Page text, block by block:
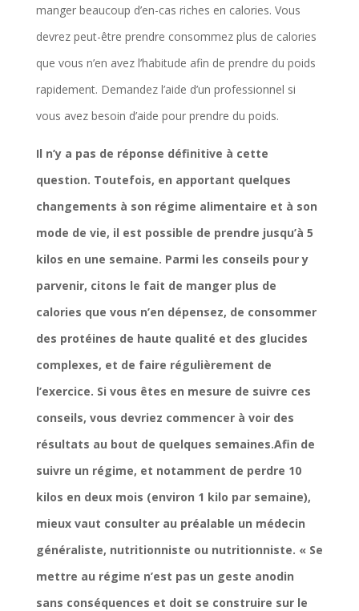
manger beaucoup d’en-cas riches en calories. Vous
devrez peut-être prendre consommez plus de calories
que vous n’en avez l’habitude afin de prendre du poids
rapidement. Demandez l’aide d’un professionnel si
vous avez besoin d’aide pour prendre du poids.
Il n’y a pas de réponse définitive à cette
question. Toutefois, en apportant quelques
changements à son régime alimentaire et à son
mode de vie, il est possible de prendre jusqu’à 5
kilos en une semaine. Parmi les conseils pour y
parvenir, citons le fait de manger plus de
calories que vous n’en dépensez, de consommer
des protéines de haute qualité et des glucides
complexes, et de faire régulièrement de
l’exercice. Si vous êtes en mesure de suivre ces
conseils, vous devriez commencer à voir des
résultats au bout de quelques semaines.Afin de
suivre un régime, et notamment de perdre 10
kilos en deux mois (environ 1 kilo par semaine),
mieux vaut consulter au préalable un médecin
généraliste, nutritionniste ou nutritionniste. « Se
mettre au régime n’est pas un geste anodin
sans conséquences et doit se construire sur le